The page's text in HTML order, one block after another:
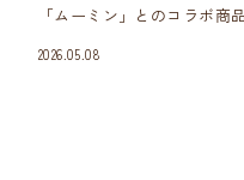
「ムーミン」とのコラボ商品
2026.05.08